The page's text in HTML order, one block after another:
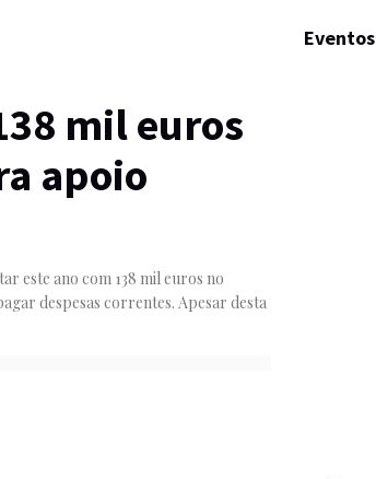
mil euros
apoio
este ano com 138 mil euros no
despesas correntes. Apesar desta
Eventos